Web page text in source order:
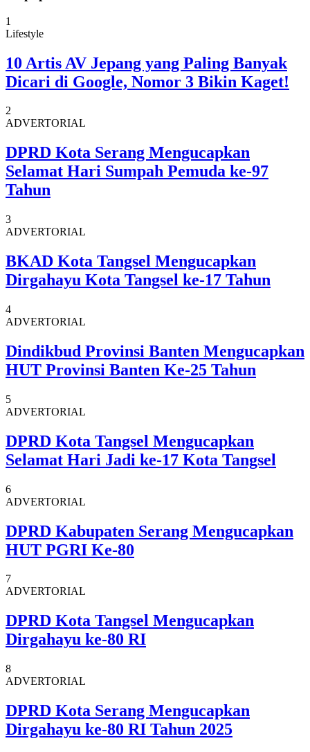
1
Lifestyle
10 Artis AV Jepang yang Paling Banyak
Dicari di Google, Nomor 3 Bikin Kaget!
2
ADVERTORIAL
DPRD Kota Serang Mengucapkan
Selamat Hari Sumpah Pemuda ke-97
Tahun
3
ADVERTORIAL
BKAD Kota Tangsel Mengucapkan
Dirgahayu Kota Tangsel ke-17 Tahun
4
ADVERTORIAL
Dindikbud Provinsi Banten Mengucapkan
HUT Provinsi Banten Ke-25 Tahun
5
ADVERTORIAL
DPRD Kota Tangsel Mengucapkan
Selamat Hari Jadi ke-17 Kota Tangsel
6
ADVERTORIAL
DPRD Kabupaten Serang Mengucapkan
HUT PGRI Ke-80
7
ADVERTORIAL
DPRD Kota Tangsel Mengucapkan
Dirgahayu ke-80 RI
8
ADVERTORIAL
DPRD Kota Serang Mengucapkan
Dirgahayu ke-80 RI Tahun 2025